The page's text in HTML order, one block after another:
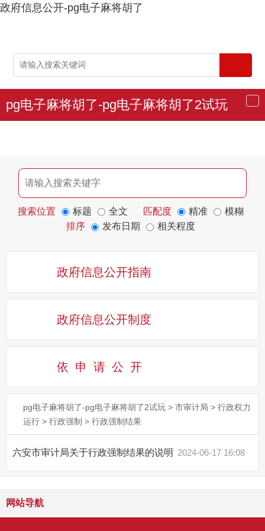
政府信息公开-pg电子麻将胡了
导
航
pg电子麻将胡了-pg电子麻将胡了2试玩
搜索位置 标题 全文 匹配度 精准
模糊
排序
发布日期 相关程度
政府信息公开指南
政府信息公开制度
依申请公 开
pg电子麻将胡了-pg电子麻将胡了2试玩 > 市审计局 > 行政权力
运行 > 行政强制 > 行政强制结果
六安市审计局关于行政强制结果的说明 2024-06-17 16:08
网站导航